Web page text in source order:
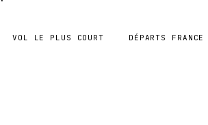
VOL LE PLUS COURT DÉPARTS FRANCE